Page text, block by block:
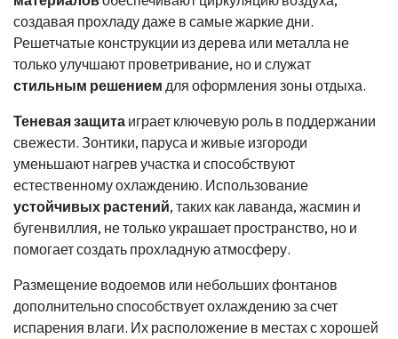
создавая прохладу даже в самые жаркие дни.
Решетчатые конструкции из дерева или металла не
только улучшают проветривание, но и служат
стильным решением для оформления зоны отдыха.
Теневая защита играет ключевую роль в поддержании
свежести. Зонтики, паруса и живые изгороди
уменьшают нагрев участка и способствуют
естественному охлаждению. Использование
устойчивых растений, таких как лаванда, жасмин и
бугенвиллия, не только украшает пространство, но и
помогает создать прохладную атмосферу.
Размещение водоемов или небольших фонтанов
дополнительно способствует охлаждению за счет
испарения влаги. Их расположение в местах с хорошей